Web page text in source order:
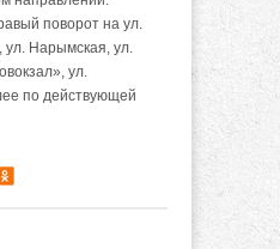
поворот на ул.
ул. Нарымская, ул.
ул.
по действующей